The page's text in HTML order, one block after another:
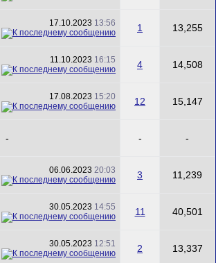
17.10.2023 13:56
1 13,255
11.10.2023 16:15
4 14,508
17.08.2023 15:20
12 15,147
- - -
06.06.2023 20:03
3 11,239
30.05.2023 14:55
11 40,501
30.05.2023 12:51
2 13,337